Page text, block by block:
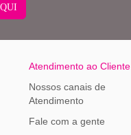
Atendimento ao Cliente
Nossos canais de
Atendimento
Fale com a gente